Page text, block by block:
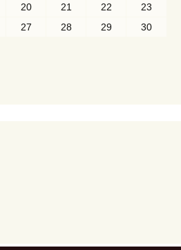
20 21 22
23
27 28 29
30